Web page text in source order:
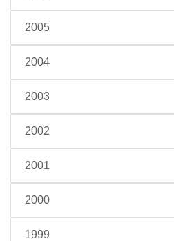
2005
2004
2003
2002
2001
2000
1999